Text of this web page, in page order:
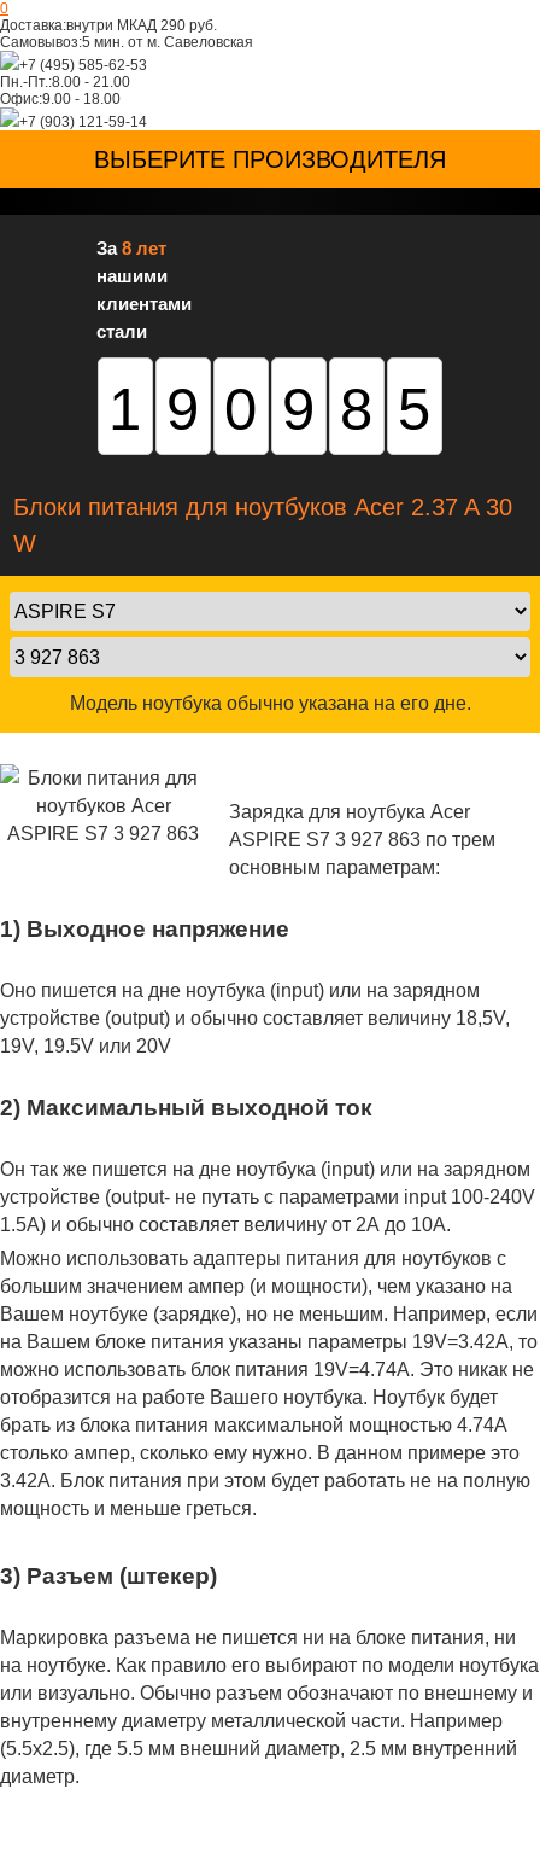
0
Доставка:внутри МКАД 290 руб.
Самовывоз:5 мин. от м. Савеловская
+7 (495) 585-62-53
Пн.-Пт.:8.00 - 21.00
Офис:9.00 - 18.00
+7 (903) 121-59-14
ВЫБЕРИТЕ ПРОИЗВОДИТЕЛЯ
За8 лет
нашими
клиентами
стали
190985
Блоки питания для ноутбуков Acer 2.37 A 30
W
Модель ноутбука обычно указана на его дне.
Зарядка для ноутбука Acer
ASPIRE S7 3 927 863 по трем
основным параметрам:
1) Выходное напряжение
Оно пишется на дне ноутбука (input) или на зарядном
устройстве (output) и обычно составляет величину 18,5V,
19V, 19.5V или 20V
2) Максимальный выходной ток
Он так же пишется на дне ноутбука (input) или на зарядном
устройстве (output- не путать с параметрами input 100-240V
1.5A) и обычно составляет величину от 2А до 10A.
Можно использовать адаптеры питания для ноутбуков с
большим значением ампер (и мощности), чем указано на
Вашем ноутбуке (зарядке), но не меньшим. Например, если
на Вашем блоке питания указаны параметры 19V=3.42A, то
можно использовать блок питания 19V=4.74A. Это никак не
отобразится на работе Вашего ноутбука. Ноутбук будет
брать из блока питания максимальной мощностью 4.74А
столько ампер, сколько ему нужно. В данном примере это
3.42А. Блок питания при этом будет работать не на полную
мощность и меньше греться.
3) Разъем (штекер)
Маркировка разъема не пишется ни на блоке питания, ни
на ноутбуке. Как правило его выбирают по модели ноутбука
или визуально. Обычно разъем обозначают по внешнему и
внутреннему диаметру металлической части. Например
(5.5x2.5), где 5.5 мм внешний диаметр, 2.5 мм внутренний
диаметр.